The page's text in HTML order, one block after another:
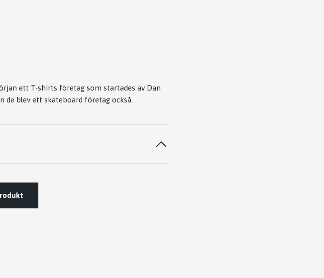
ett T-shirts företag som startades av Dan
de blev ett skateboard företag också.